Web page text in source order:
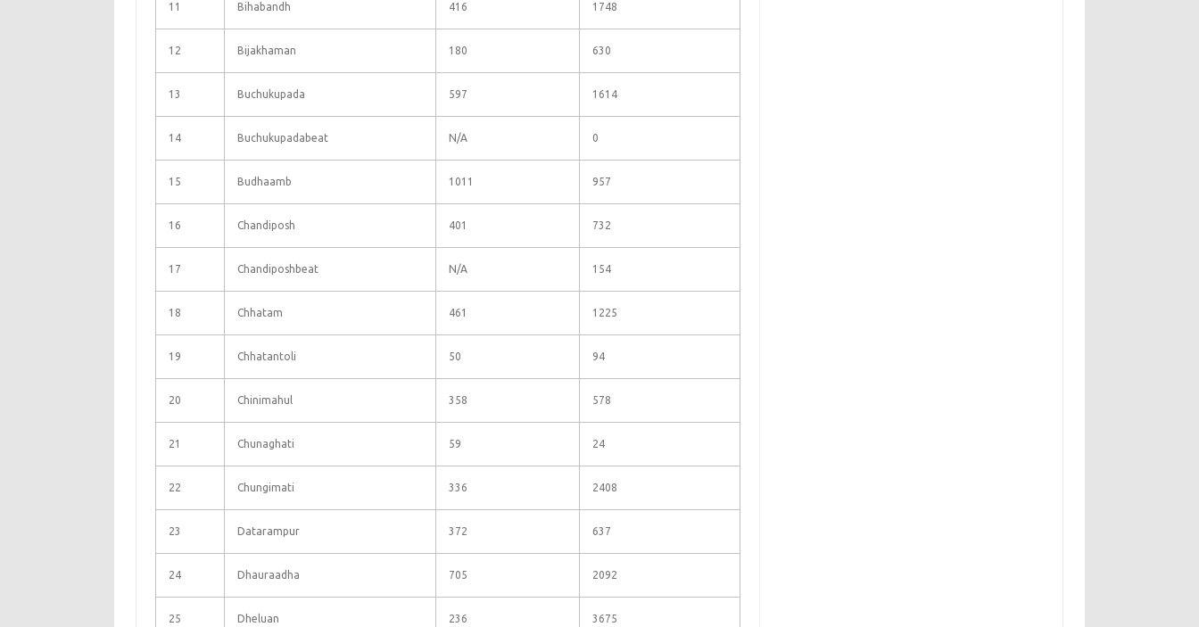
11 Bihabandh 416 1748
12 Bijakhaman 180 630
13 Buchukupada 597 1614
14 Buchukupadabeat N/A 0
15 Budhaamb 1011 957
16 Chandiposh 401 732
17 Chandiposhbeat N/A 154
18 Chhatam 461 1225
19 Chhatantoli 50 94
20 Chinimahul 358 578
21 Chunaghati 59 24
22 Chungimati 336 2408
23 Datarampur 372 637
24 Dhauraadha 705 2092
25 Dheluan 236 3675